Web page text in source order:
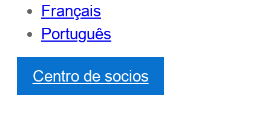
Français
Português
Centro de socios